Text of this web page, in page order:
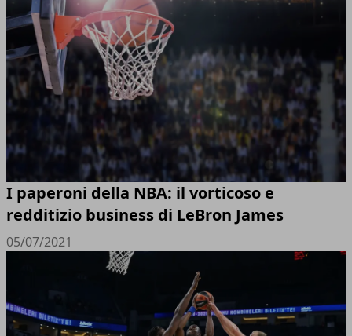
I paperoni della NBA: il vorticoso e
redditizio business di LeBron James
05/07/2021